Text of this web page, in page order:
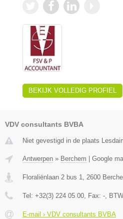
BEKIJK VOLLEDIG PROFIEL
VDV consultants BVBA
Niet gevestigd in de plaats
Antwerpen » Berchem | Google
Floraliënlaan 2 bus 1 2600
Tel: +32(3) 224 05 00 , Fax: - ,
E-mail › VDV consultants BVBA